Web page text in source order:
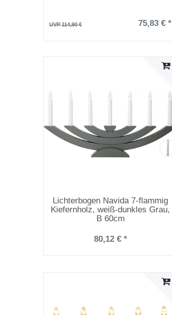
UVP 114,90 € 75,83 € *
Lichterbogen Navida 7-flammig
Kiefernholz, weiß-dunkles Grau,
B 60cm
80,12 € *